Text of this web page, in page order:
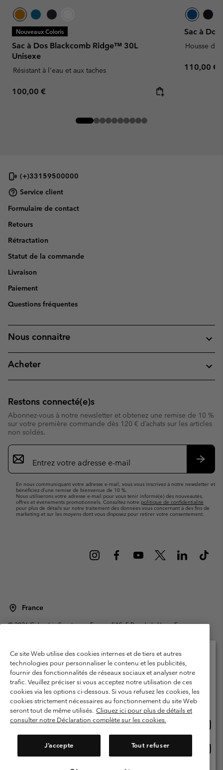
Nouveaux Coloris
Sac à Dos Blackcomb Ridge™ 30L
Unisexe
Résistant à l'eau et aux taches
Regular price:
100,00 €
Sac à
Housse de
Regular
110,00 €
(+)33159500000
Service client
Formulaire de contact
Retours
Rétractation
Statut de la commande
Livraison
Paiement
Questions fréquentes
Nous connaitre
Acheter
Restons connecté(e)s
Abonnez-vous à notre newsletter et obtenez une remise de 10 %
sur votre première commande dès 120 € d’achats sur les articles
non soldés.
Inscription
par
e-
En nous communiquant votre adresse e-mail, vous vous inscrivez à notre newsletter et
bénéficiez d’une remise de bienvenue de 10 %.
Nous utiliserons votre adresse e-mail pour vous tenir informé(e) des nouveautés,
offres et événements promotionnels. Consultez notre politique de confidentialité
pour plus de détails sur notre traitement des données vous concernant à des fins de
marketing et sur les moyens dont vous disposez pour retirer votre consentement.
France
©2026Columbia Sportswear Europe SAS. 5 Rue de la Haye, Espace
Garanties Légales
Politique de confidentialité
Conditions d'utilisation - Membres
Conditions D'utilisation - Contenu généré par l'utilisateur
Impressum
Cookies
Public CBCR
Ce site Web utilise des cookies internes et de tiers et autres
technologies pour personnaliser le contenu et les publicités,
fournir des fonctionnalités de réseaux sociaux et analyser notre
trafic. Veuillez préciser si vous acceptez notre utilisation de ces
cookies via les options ci-dessous. Si vous refusez les cookies, les
cookies strictement nécessaires au fonctionnement du site Web
seront tout de même utilisés. Cliquez ici pour plus de détails et
consulter notre Déclaration complète sur les cookies.
J’accepte Tout refuser
Veuillez sélectionner votre pays d’expédition et
votre langue
Achats en ligne disponibles
United States
ligne
France